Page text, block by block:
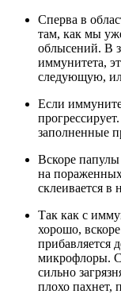
Сперва в
там, как мы
облысений. В
иммунитета,
следующую,
Если
заполненные
Вскоре папулы
на пораженных
склеивается в
Так как с
хорошо,
прибавляется
микрофлоры.
сильно
плохо пахнет,